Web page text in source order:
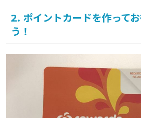
2. ポイントカードを作って
う！